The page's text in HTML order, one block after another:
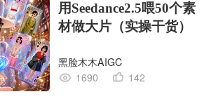
用Seedance2.5喂50个素
材做大片（实操干货）
黑脸木木AIGC
1690
142